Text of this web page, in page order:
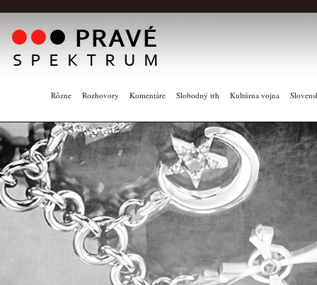
Rôzne Rozhovory Komentáre Slobodný trh Kultúrna vojna